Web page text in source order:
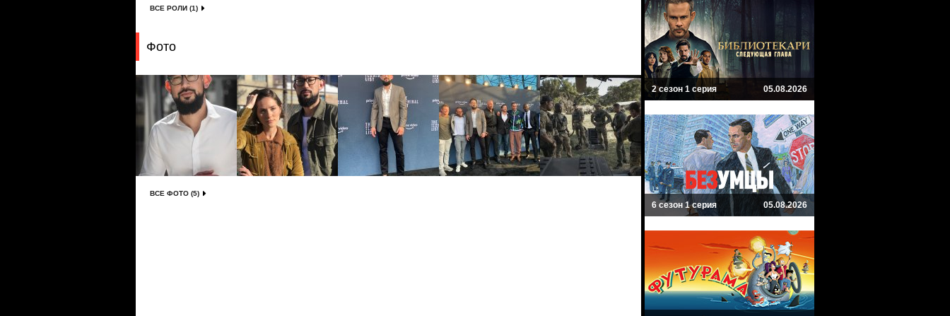
ВСЕ РОЛИ (1)
Фото
ВСЕ ФОТО (5)
2 сезон 1 серия 05.08.2026
6 сезон 1 серия 05.08.2026